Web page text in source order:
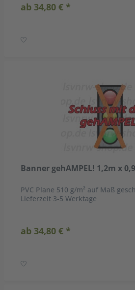
ab 34,80 € *
Banner gehAMPEL! 1,2m x
PVC Plane 510 g/m² auf Maß
Lieferzeit 3-5 Werktage
ab 34,80 € *